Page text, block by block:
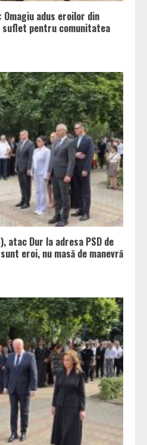
adus eroilor din
suflet pentru comunitatea
atac Dur la adresa PSD de
eroi, nu masă de manevră